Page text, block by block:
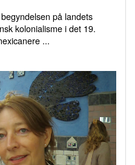
på landets
kolonialisme i det 19.
...